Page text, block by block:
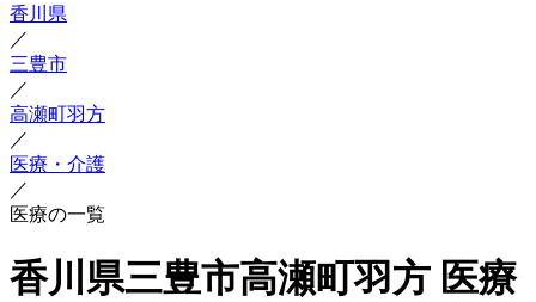
香川県
／
三豊市
／
高瀬町羽方
／
医療・介護
／
医療の一覧
香川県三豊市高瀬町羽方 医療